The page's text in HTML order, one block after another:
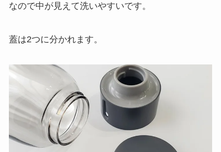
なので中が見えて洗いやすいです。
蓋は2つに分かれます。